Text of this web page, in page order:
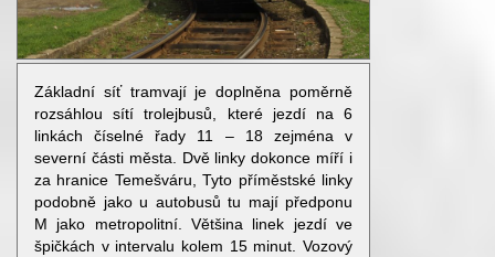
Základní síť tramvají je doplněna poměrně
rozsáhlou sítí trolejbusů, které jezdí na 6
linkách číselné řady 11 – 18 zejména v
severní části města. Dvě linky dokonce míří i
za hranice Temešváru, Tyto příměstské linky
podobně jako u autobusů tu mají předponu
M jako metropolitní. Většina linek jezdí ve
špičkách v intervalu kolem 15 minut. Vozový